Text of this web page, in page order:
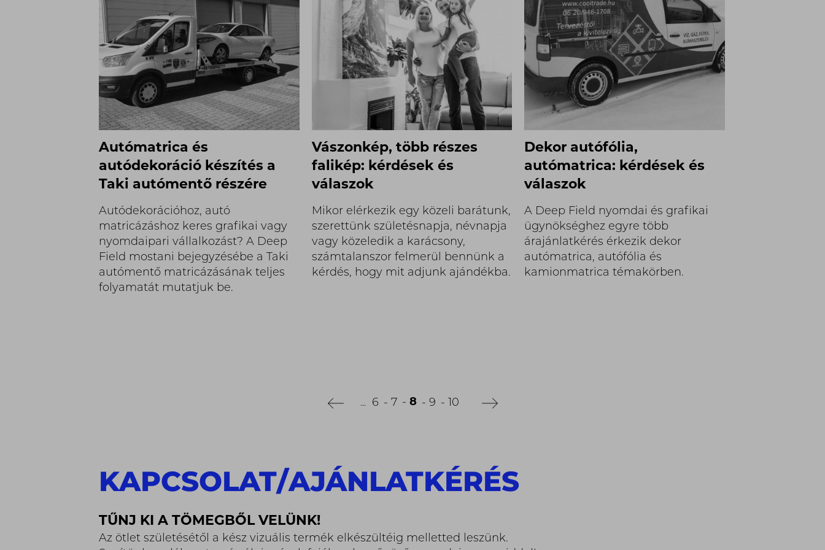
Autómatrica és
autódekoráció készítés a
Taki autómentő részére
Autódekorációhoz, autó
matricázáshoz keres grafikai vagy
nyomdaipari vállalkozást? A Deep
Field mostani bejegyzésébe a Taki
autómentő matricázásának teljes
folyamatát mutatjuk be.
Vászonkép, több részes
falikép: kérdések és
válaszok
Mikor elérkezik egy közeli barátunk,
szerettünk születésnapja, névnapja
vagy közeledik a karácsony,
számtalanszor felmerül bennünk a
kérdés, hogy mit adjunk ajándékba.
Dekor autófólia,
autómatrica: kérdések és
válaszok
A Deep Field nyomdai és grafikai
ügynökséghez egyre több
árajánlatkérés érkezik dekor
autómatrica, autófólia és
kamionmatrica témakörben.
... 6 7 8 9 10
KAPCSOLAT/AJÁNLATKÉRÉS
TŰNJ KI A TÖMEGBŐL VELÜNK!
Az ötlet születésétől a kész vizuális termék elkészültéig melletted leszünk.